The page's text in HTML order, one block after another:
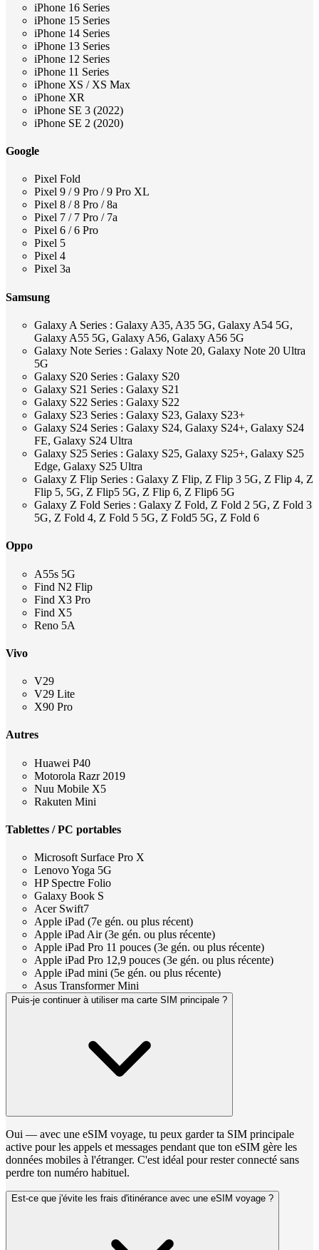
iPhone 16 Series
iPhone 15 Series
iPhone 14 Series
iPhone 13 Series
iPhone 12 Series
iPhone 11 Series
iPhone XS / XS Max
iPhone XR
iPhone SE 3 (2022)
iPhone SE 2 (2020)
Google
Pixel Fold
Pixel 9 / 9 Pro / 9 Pro XL
Pixel 8 / 8 Pro / 8a
Pixel 7 / 7 Pro / 7a
Pixel 6 / 6 Pro
Pixel 5
Pixel 4
Pixel 3a
Samsung
Galaxy A Series : Galaxy A35, A35 5G, Galaxy A54 5G,
Galaxy A55 5G, Galaxy A56, Galaxy A56 5G
Galaxy Note Series : Galaxy Note 20, Galaxy Note 20 Ultra
5G
Galaxy S20 Series : Galaxy S20
Galaxy S21 Series : Galaxy S21
Galaxy S22 Series : Galaxy S22
Galaxy S23 Series : Galaxy S23, Galaxy S23+
Galaxy S24 Series : Galaxy S24, Galaxy S24+, Galaxy S24
FE, Galaxy S24 Ultra
Galaxy S25 Series : Galaxy S25, Galaxy S25+, Galaxy S25
Edge, Galaxy S25 Ultra
Galaxy Z Flip Series : Galaxy Z Flip, Z Flip 3 5G, Z Flip 4, Z
Flip 5, 5G, Z Flip5 5G, Z Flip 6, Z Flip6 5G
Galaxy Z Fold Series : Galaxy Z Fold, Z Fold 2 5G, Z Fold 3
5G, Z Fold 4, Z Fold 5 5G, Z Fold5 5G, Z Fold 6
Oppo
A55s 5G
Find N2 Flip
Find X3 Pro
Find X5
Reno 5A
Vivo
V29
V29 Lite
X90 Pro
Autres
Huawei P40
Motorola Razr 2019
Nuu Mobile X5
Rakuten Mini
Tablettes / PC portables
Microsoft Surface Pro X
Lenovo Yoga 5G
HP Spectre Folio
Galaxy Book S
Acer Swift7
Apple iPad (7e gén. ou plus récent)
Apple iPad Air (3e gén. ou plus récente)
Apple iPad Pro 11 pouces (3e gén. ou plus récente)
Apple iPad Pro 12,9 pouces (3e gén. ou plus récente)
Apple iPad mini (5e gén. ou plus récente)
Asus Transformer Mini
Puis-je continuer à utiliser ma carte SIM principale ?
Oui — avec une eSIM voyage, tu peux garder ta SIM principale
active pour les appels et messages pendant que ton eSIM gère les
données mobiles à l'étranger. C'est idéal pour rester connecté sans
perdre ton numéro habituel.
Est-ce que j'évite les frais d'itinérance avec une eSIM voyage ?